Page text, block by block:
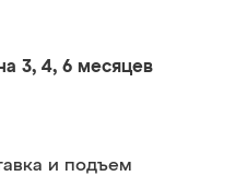
3, 4, 6 месяцев
и подъем